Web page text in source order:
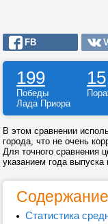
FB
199 15
Победы
Лада Приора
В этом сравнении
города, что не очень
Для точного сравнения
указанием года выпуска
Статистика